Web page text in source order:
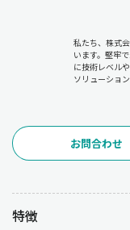
私たち、株式
います。堅牢
に技術レベル
ソリューショ
お問合わせ
特徴